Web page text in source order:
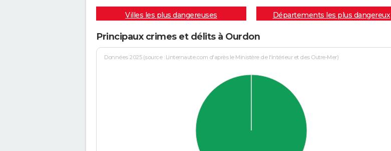
Villes les plus dangereuses Départements les plus dangereux
Principaux crimes et délits à Ourdon
Données 2025 (source : Linternaute.com d'après le Ministère de l'Intérieur et des Outre-Mer)